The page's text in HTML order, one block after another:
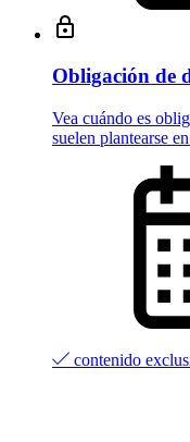
Obligación de
Vea cuándo es
suelen plantearse
contenido